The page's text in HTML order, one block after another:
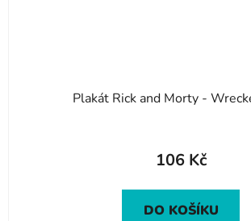
Plakát Rick and Morty -
106 Kč
DO KOŠÍKU